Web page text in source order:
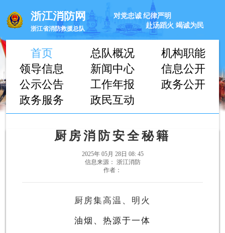
浙江消防网
浙江省消防救援总队
对党忠诚 纪律严明
赴汤蹈火 竭诚为民
首页 总队概况
机构职能
领导信息
新闻中心
信息公开
公示公告
工作年报
政务公开
政务服务
政民互动
厨房消防安全秘籍
2025年 05月 28日 08: 45
信息来源： 浙江消防
作者：
厨房集高温、明火
油烟、热源于一体